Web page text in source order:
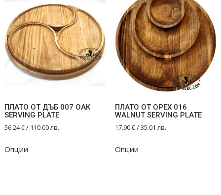
ПЛАТО ОТ ДЪБ 007 OAK
SERVING PLATE
56.24€/ 110.00 лв.
Опции
ПЛАТО ОТ ОРЕХ 016
WALNUT SERVING PLATE
17.90€/ 35.01 лв.
Опции